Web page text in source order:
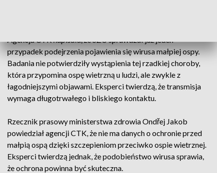
Agencja CTK napisała, że SZU sprawdzał już jeden
przypadek podejrzenia pojawienia się wirusa małpiej ospy.
Badania nie potwierdziły wystąpienia tej rzadkiej choroby,
która przypomina ospę wietrzną u ludzi, ale zwykle z
łagodniejszymi objawami. Eksperci twierdzą, że transmisja
wymaga długotrwałego i bliskiego kontaktu.
Rzecznik prasowy ministerstwa zdrowia Ondřej Jakob
powiedział agencji CTK, że nie ma danych o ochronie przed
małpią ospą dzięki szczepieniom przeciwko ospie wietrznej.
Eksperci twierdzą jednak, że podobieństwo wirusa sprawia,
że ochrona powinna być skuteczna.